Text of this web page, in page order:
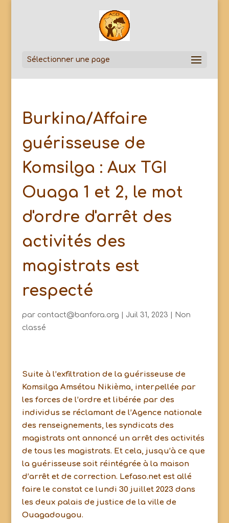
Sélectionner une page
Burkina/Affaire
guérisseuse de
Komsilga : Aux TGI
Ouaga 1 et 2, le mot
d'ordre d'arrêt des
activités des
magistrats est
respecté
par contact@banfora.org Juil 31, 2023
Non
classé
Suite à l’exfiltration de la guérisseuse de
Komsilga Amsétou Nikièma, interpellée par
les forces de l’ordre et libérée par des
individus se réclamant de l’Agence nationale
des renseignements, les syndicats des
magistrats ont annoncé un arrêt des activités
de tous les magistrats. Et cela, jusqu’à ce que
la guérisseuse soit réintégrée à la maison
d’arrêt et de correction. Lefaso.net est allé
faire le constat ce lundi 30 juillet 2023 dans
les deux palais de justice de la ville de
Ouagadougou.